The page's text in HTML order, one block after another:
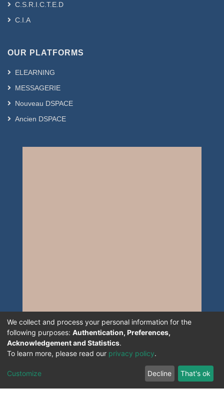
C.S.R.I.C.T.E.D
C.I.A
OUR PLATFORMS
ELEARNING
MESSAGERIE
Nouveau DSPACE
Ancien DSPACE
We collect and process your personal information for the
following purposes: Authentication, Preferences,
Acknowledgement and Statistics.
To learn more, please read our privacy policy.
Customize Decline That's ok